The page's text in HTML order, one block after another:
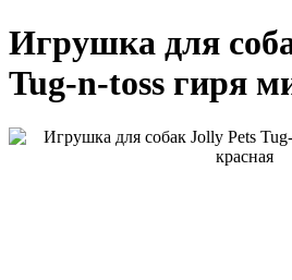
Игрушка для
Tug-n-toss гиря